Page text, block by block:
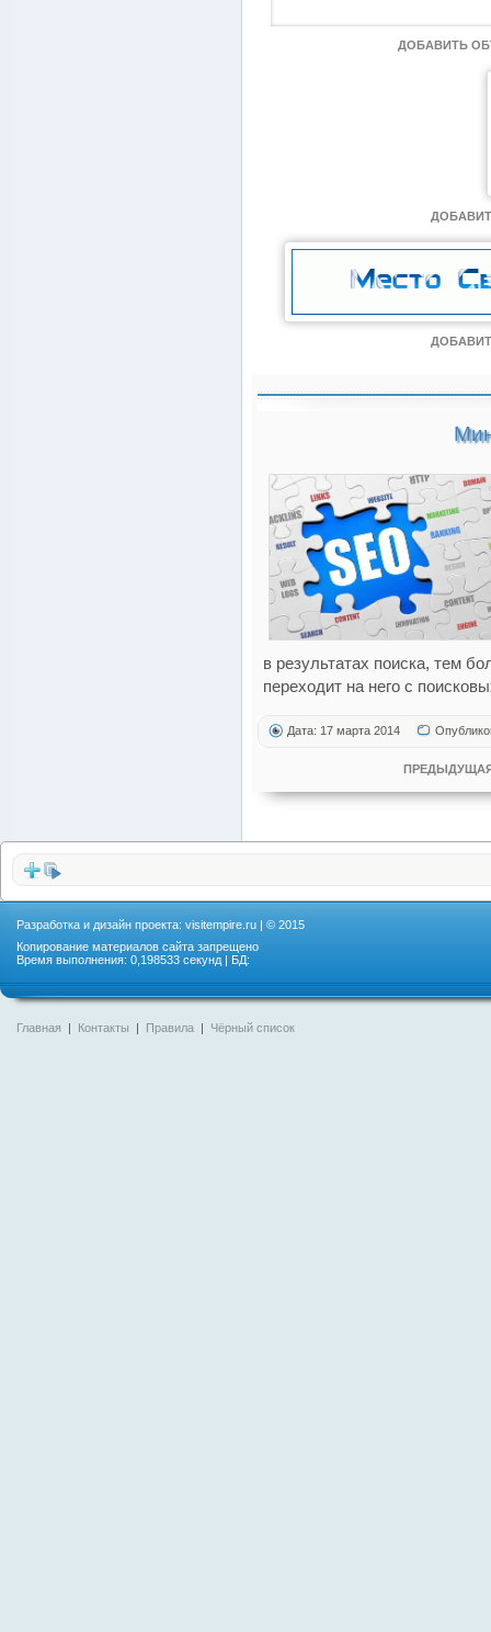
ДОБАВИТЬ
в результатах поиска, тем
переходит на него с
Дата: 17 марта 2014
Разработка и дизайн проекта: visitempire.ru | © 2015
Копирование материалов сайта запрещено
Время выполнения: 0,198533 секунд | БД:
Главная | Контакты | Правила | Чёрный список